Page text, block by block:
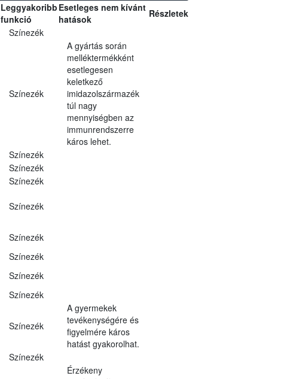
Leggyakoribb
funkció
Esetleges nem kívánt
hatások
Részletek
Színezék
Színezék
A gyártás során
melléktermékként
esetlegesen
keletkező
imidazolszármazék
túl nagy
mennyiségben az
immunrendszerre
káros lehet.
Színezék
Színezék
Színezék
Színezék
Színezék
Színezék
Színezék
Színezék
Színezék
A gyermekek
tevékenységére és
figyelmére káros
hatást gyakorolhat.
Színezék
Érzékeny